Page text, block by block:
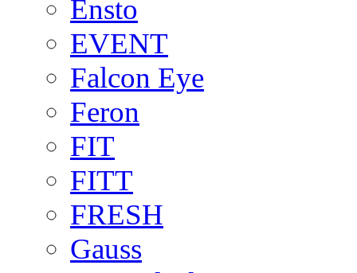
Ensto
EVENT
Falcon Eye
Feron
FIT
FITT
FRESH
Gauss